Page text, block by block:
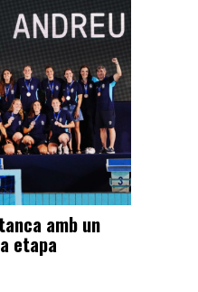
amb un
etapa